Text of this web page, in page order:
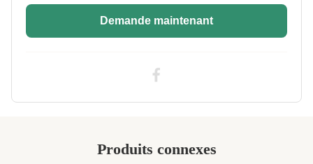
Fibre de polyester à fibres discontinues
Demande maintenant
Produits connexes